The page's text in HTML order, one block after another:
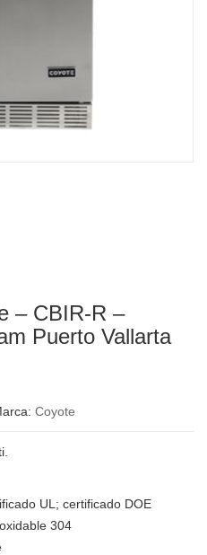
– CBIR-R –
Puerto Vallarta
Coyote
UL; certificado DOE
304